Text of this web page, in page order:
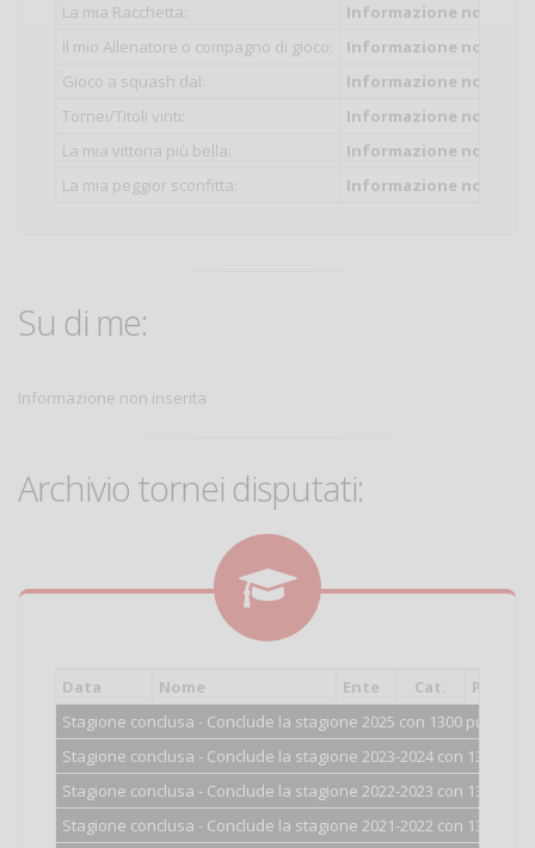
La mia Racchetta:
Informazione non
Il mio Allenatore o compagno di gioco:
Informazione non
Gioco a squash dal:
Informazione non
Tornei/Titoli vinti:
Informazione non
La mia vittoria più bella:
Informazione non
La mia peggior sconfitta:
Informazione non
Su di me:
Informazione non inserita
Archivio tornei disputati:
Data Nome Ente Cat.
Stagione conclusa - Conclude la stagione 2025 con 1300 punti.
Stagione conclusa - Conclude la stagione 2023-2024 con 1300
Stagione conclusa - Conclude la stagione 2022-2023 con 1300
Stagione conclusa - Conclude la stagione 2021-2022 con 1300